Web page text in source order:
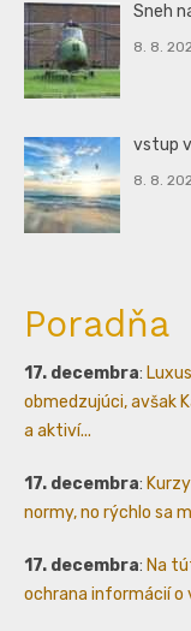
Sneh
8. 8.
vstup
8. 8.
Poradňa
17. decembra:
obmedzujúci, avšak
a aktiví...
17. decembra:
normy, no rýchlo sa
17. decembra: Na
ochrana informácií o